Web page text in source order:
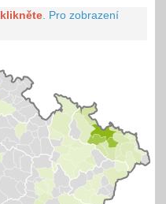
klikněte Pro zobrazení